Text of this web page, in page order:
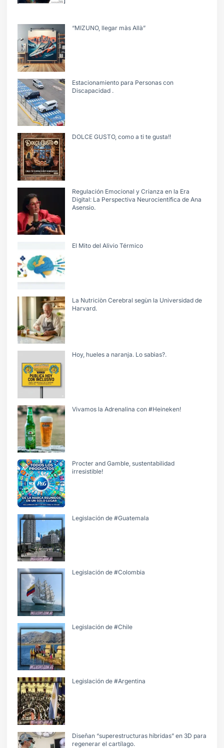
“MIZUNO, llegar màs Allà”
Estacionamiento para Personas con
Discapacidad .
DOLCE GUSTO, como a ti te gusta!!
Regulación Emocional y Crianza en la Era
Digital: La Perspectiva Neurocientífica de Ana
Asensio.
El Mito del Alivio Térmico
La Nutriciòn Cerebral segùn la Universidad de
Harvard.
Hoy, hueles a naranja. Lo sabìas?.
Vivamos la Adrenalina con #Heineken!
Procter and Gamble, sustentabilidad
irresistible!
Legislación de #Guatemala
Legislación de #Colombia
Legislación de #Chile
Legislación de #Argentina
Diseñan “superestructuras híbridas” en 3D para
regenerar el cartílago.